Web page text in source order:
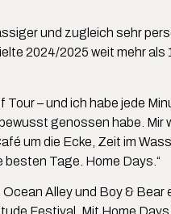
und zugleich sehr
2024/2025 weit mehr als
– und ich habe jede
genossen habe. Mir
um die Ecke, Zeit im
Tage. Home Days.“
Alley und Boy & Bear
Festival. Mit Home